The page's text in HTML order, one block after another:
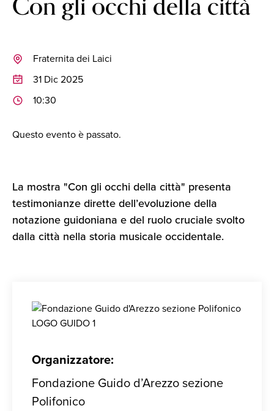
Fraternita dei Laici
31 Dic 2025
10:30
Questo evento è passato.
La mostra "Con gli occhi della città" presenta
testimonianze dirette dell’evoluzione della
notazione guidoniana e del ruolo cruciale svolto
dalla città nella storia musicale occidentale.
Organizzatore:
Fondazione Guido d’Arezzo sezione
Polifonico